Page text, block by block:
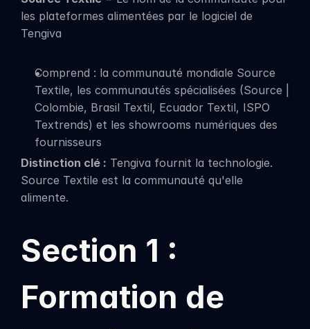
les plateformes alimentées par le logiciel de
Tengiva
Comprend : la communauté mondiale Source
Textile, les communautés spécialisées (Source |
Colombie, Brasil Textil, Ecuador Textil, ISPO
Textrends) et les showrooms numériques des
fournisseurs
Distinction clé : Tengiva fournit la technologie.
Source Textile est la communauté qu'elle
alimente.
Section 1 :
Formation de